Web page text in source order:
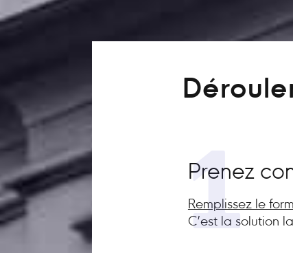
1
Prenez
Remplissez le
C’est la solution